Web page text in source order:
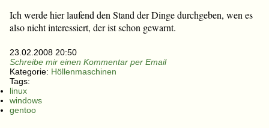
Ich werde hier laufend den Stand der Dinge durchgeben, wen es
also nicht interessiert, der ist schon gewarnt.
23.02.2008 20:50
Schreibe mir einen Kommentar per Email
Kategorie: Höllenmaschinen
Tags:
linux
windows
gentoo